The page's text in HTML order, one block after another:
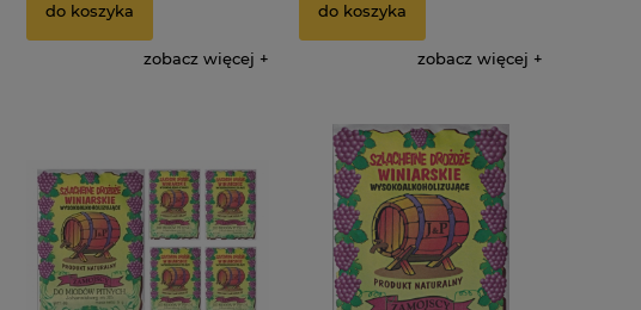
do koszyka
zobacz więcej
do koszyka
zobacz więcej